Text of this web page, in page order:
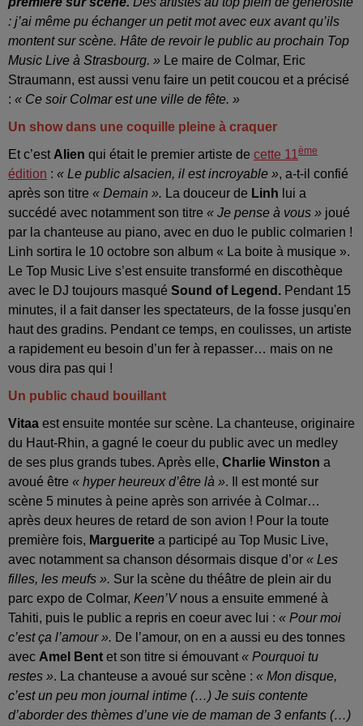
: j’ai même pu échanger un petit mot avec eux avant qu’ils
montent sur scène. Hâte de revoir le public au prochain Top
Music Live à Strasbourg. » Le maire de Colmar, Eric
Straumann, est aussi venu faire un petit coucou et a précisé
: « Ce soir Colmar est une ville de fête. »
Un show dans une coquille pleine à craquer
Et c’est Alien qui était le premier artiste de cette 11 ème
édition : « Le public alsacien, il est incroyable », a-t-il confié
après son titre « Demain ». La douceur de Linh lui a
succédé avec notamment son titre « Je pense à vous » joué
par la chanteuse au piano, avec en duo le public colmarien !
Linh sortira le 10 octobre son album « La boite à musique ».
Le Top Music Live s’est ensuite transformé en discothèque
avec le DJ toujours masqué Sound of Legend. Pendant 15
minutes, il a fait danser les spectateurs, de la fosse jusqu'en
haut des gradins. Pendant ce temps, en coulisses, un artiste
a rapidement eu besoin d’un fer à repasser… mais on ne
vous dira pas qui !
Un public chaud bouillant
Vitaa est ensuite montée sur scène. La chanteuse, originaire
du Haut-Rhin, a gagné le coeur du public avec un medley
de ses plus grands tubes. Après elle, Charlie Winston a
avoué être « hyper heureux d’être là ». Il est monté sur
scène 5 minutes à peine après son arrivée à Colmar…
après deux heures de retard de son avion ! Pour la toute
première fois, Marguerite a participé au Top Music Live,
avec notamment sa chanson désormais disque d’or « Les
filles, les meufs ». Sur la scène du théâtre de plein air du
parc expo de Colmar, Keen’Vnous a ensuite emmené à
Tahiti, puis le public a repris en coeur avec lui : « Pour moi
c’est ça l’amour ». De l’amour, on en a aussi eu des tonnes
avec Amel Bent et son titre si émouvant« Pourquoi tu
restes ». La chanteuse a avoué sur scène : « Mon disque,
c’est un peu mon journal intime (…) Je suis contente
d’aborder des thèmes d’une vie de maman de 3 enfants (…)